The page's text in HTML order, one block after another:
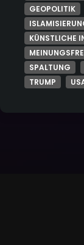
GEOPOLITIK
KÜNSTLICHE
SPALTUNG
TRUMP